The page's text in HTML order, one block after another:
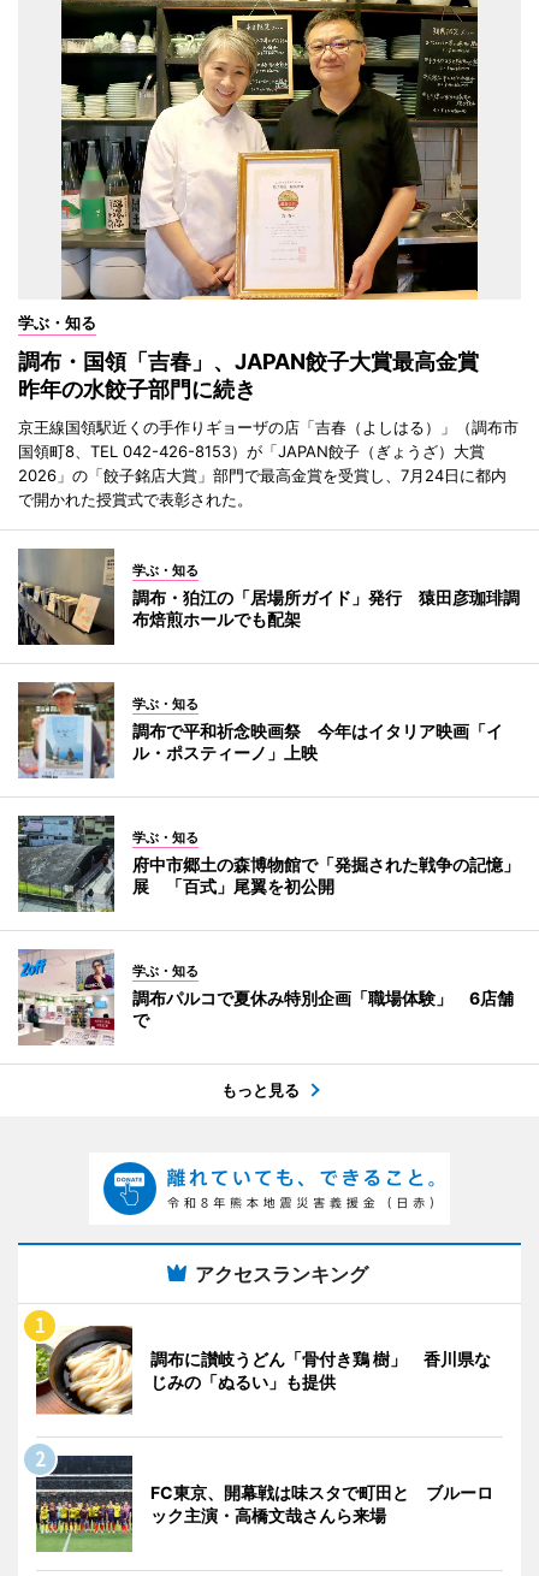
学ぶ・知る
調布・国領「吉春」、JAPAN餃子大賞最高金賞
昨年の水餃子部門に続き
京王線国領駅近くの手作りギョーザの店「吉春（よしはる）」（調布市
国領町8、TEL 042-426-8153）が「JAPAN餃子（ぎょうざ）大賞
2026」の「餃子銘店大賞」部門で最高金賞を受賞し、7月24日に都内
で開かれた授賞式で表彰された。
学ぶ・知る
調布・狛江の「居場所ガイド」発行 猿田彦珈琲調
布焙煎ホールでも配架
学ぶ・知る
調布で平和祈念映画祭 今年はイタリア映画「イ
ル・ポスティーノ」上映
学ぶ・知る
府中市郷土の森博物館で「発掘された戦争の記憶」
展 「百式」尾翼を初公開
学ぶ・知る
調布パルコで夏休み特別企画「職場体験」 6店舗
で
もっと見る
アクセスランキング
調布に讃岐うどん「骨付き鶏 樹」 香川県な
じみの「ぬるい」も提供
FC東京、開幕戦は味スタで町田と ブルーロ
ック主演・高橋文哉さんら来場